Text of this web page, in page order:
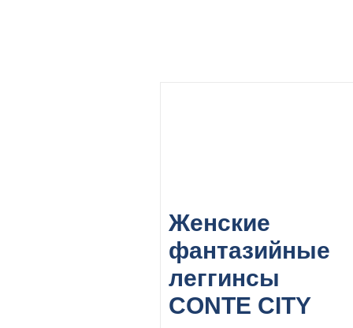
Женские
фантазийные
леггинсы
CONTE CITY